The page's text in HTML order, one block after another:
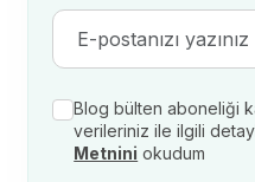
Blog bülten aboneliği
verileriniz ile ilgili
Metnini okudum